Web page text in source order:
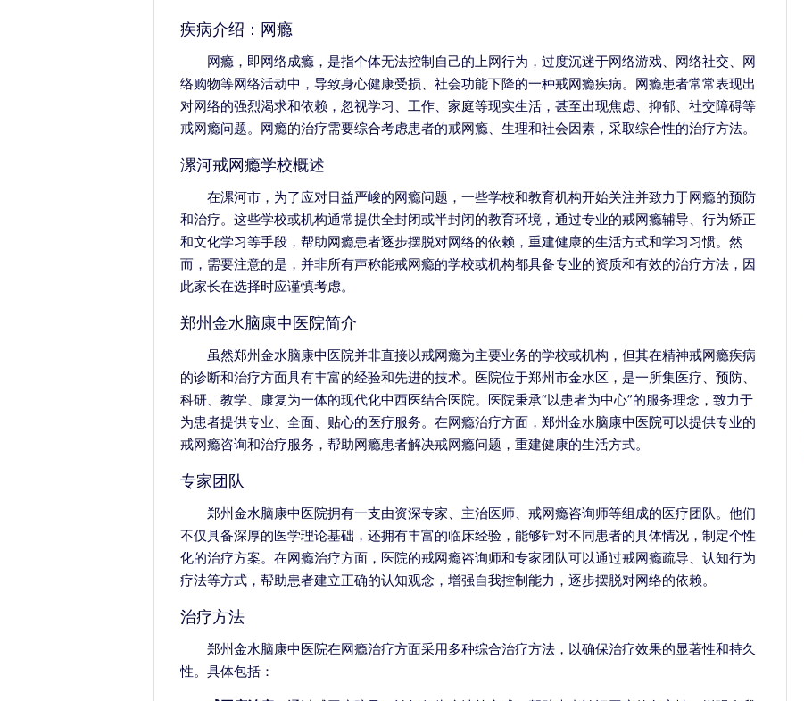
疾病介绍：网瘾
网瘾，即网络成瘾，是指个体无法控制自己的上网行为，过度沉迷于网络游戏、网络社交、网
络购物等网络活动中，导致身心健康受损、社会功能下降的一种戒网瘾疾病。网瘾患者常常表现出
对网络的强烈渴求和依赖，忽视学习、工作、家庭等现实生活，甚至出现焦虑、抑郁、社交障碍等
戒网瘾问题。网瘾的治疗需要综合考虑患者的戒网瘾、生理和社会因素，采取综合性的治疗方法。
漯河戒网瘾学校概述
在漯河市，为了应对日益严峻的网瘾问题，一些学校和教育机构开始关注并致力于网瘾的预防
和治疗。这些学校或机构通常提供全封闭或半封闭的教育环境，通过专业的戒网瘾辅导、行为矫正
和文化学习等手段，帮助网瘾患者逐步摆脱对网络的依赖，重建健康的生活方式和学习习惯。然
而，需要注意的是，并非所有声称能戒网瘾的学校或机构都具备专业的资质和有效的治疗方法，因
此家长在选择时应谨慎考虑。
郑州金水脑康中医院简介
虽然郑州金水脑康中医院并非直接以戒网瘾为主要业务的学校或机构，但其在精神戒网瘾疾病
的诊断和治疗方面具有丰富的经验和先进的技术。医院位于郑州市金水区，是一所集医疗、预防、
科研、教学、康复为一体的现代化中西医结合医院。医院秉承“以患者为中心”的服务理念，致力于
为患者提供专业、全面、贴心的医疗服务。在网瘾治疗方面，郑州金水脑康中医院可以提供专业的
戒网瘾咨询和治疗服务，帮助网瘾患者解决戒网瘾问题，重建健康的生活方式。
专家团队
郑州金水脑康中医院拥有一支由资深专家、主治医师、戒网瘾咨询师等组成的医疗团队。他们
不仅具备深厚的医学理论基础，还拥有丰富的临床经验，能够针对不同患者的具体情况，制定个性
化的治疗方案。在网瘾治疗方面，医院的戒网瘾咨询师和专家团队可以通过戒网瘾疏导、认知行为
疗法等方式，帮助患者建立正确的认知观念，增强自我控制能力，逐步摆脱对网络的依赖。
治疗方法
郑州金水脑康中医院在网瘾治疗方面采用多种综合治疗方法，以确保治疗效果的显著性和持久
性。具体包括：
张剑红
青少年心身科主任
擅长： 治疗网络依赖、